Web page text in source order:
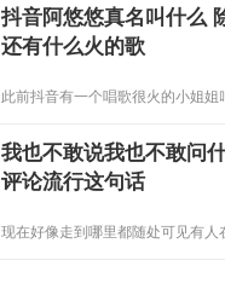
抖音阿悠悠真名叫什么
还有什么火的歌
此前抖音有一个唱歌很火的小姐姐
我也不敢说我也不敢问
评论流行这句话
现在好像走到哪里都随处可见有人